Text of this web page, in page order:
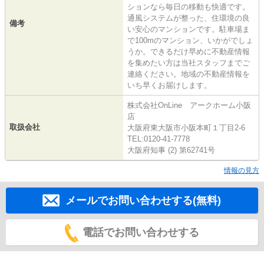
備考
ションなら毎日の移動も快適です。
通風システムが整った、住環境の良
い安心のマンションです。駐車場ま
で100mのマンション、いかがでしょ
うか。できるだけ早めに不動産情報
を集めたい方は当社スタッフまでご
連絡ください。地域の不動産情報を
いち早くお届けします。
取扱会社
株式会社OnLine アークホーム小阪
店
大阪府東大阪市小阪本町１丁目2-6
TEL:0120-41-7778
大阪府知事 (2) 第62741号
情報の見方
メールでお問い合わせする(無料)
電話でお問い合わせする